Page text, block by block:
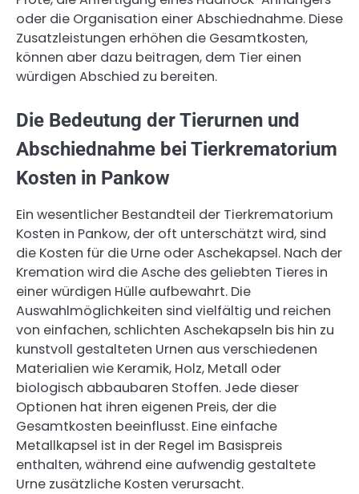
oder die Organisation einer Abschiednahme. Diese
Zusatzleistungen erhöhen die Gesamtkosten,
können aber dazu beitragen, dem Tier einen
würdigen Abschied zu bereiten.
Die Bedeutung der Tierurnen und
Abschiednahme bei Tierkrematorium
Kosten in Pankow
Ein wesentlicher Bestandteil der Tierkrematorium
Kosten in Pankow, der oft unterschätzt wird, sind
die Kosten für die Urne oder Aschekapsel. Nach der
Kremation wird die Asche des geliebten Tieres in
einer würdigen Hülle aufbewahrt. Die
Auswahlmöglichkeiten sind vielfältig und reichen
von einfachen, schlichten Aschekapseln bis hin zu
kunstvoll gestalteten Urnen aus verschiedenen
Materialien wie Keramik, Holz, Metall oder
biologisch abbaubaren Stoffen. Jede dieser
Optionen hat ihren eigenen Preis, der die
Gesamtkosten beeinflusst. Eine einfache
Metallkapsel ist in der Regel im Basispreis
enthalten, während eine aufwendig gestaltete
Urne zusätzliche Kosten verursacht.